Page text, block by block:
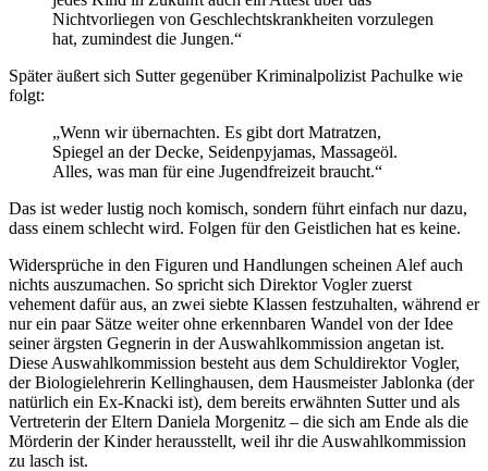
Nichtvorliegen von Geschlechtskrankheiten vorzulegen
hat, zumindest die Jungen.“
Später äußert sich Sutter gegenüber Kriminalpolizist Pachulke wie
folgt:
„Wenn wir übernachten. Es gibt dort Matratzen,
Spiegel an der Decke, Seidenpyjamas, Massageöl.
Alles, was man für eine Jugendfreizeit braucht.“
Das ist weder lustig noch komisch, sondern führt einfach nur dazu,
dass einem schlecht wird. Folgen für den Geistlichen hat es keine.
Widersprüche in den Figuren und Handlungen scheinen Alef auch
nichts auszumachen. So spricht sich Direktor Vogler zuerst
vehement dafür aus, an zwei siebte Klassen festzuhalten, während er
nur ein paar Sätze weiter ohne erkennbaren Wandel von der Idee
seiner ärgsten Gegnerin in der Auswahlkommission angetan ist.
Diese Auswahlkommission besteht aus dem Schuldirektor Vogler,
der Biologielehrerin Kellinghausen, dem Hausmeister Jablonka (der
natürlich ein Ex-Knacki ist), dem bereits erwähnten Sutter und als
Vertreterin der Eltern Daniela Morgenitz – die sich am Ende als die
Mörderin der Kinder herausstellt, weil ihr die Auswahlkommission
zu lasch ist.